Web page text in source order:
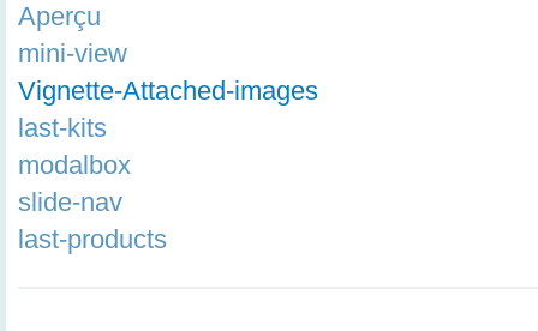
Aperçu
mini-view
Vignette-Attached-images
last-kits
modalbox
slide-nav
last-products